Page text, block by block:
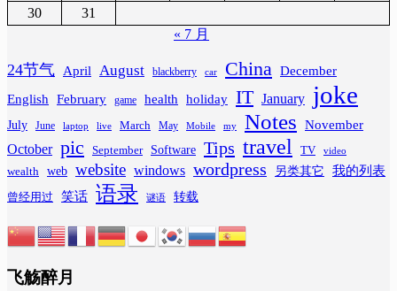
30
31
« 7 月
24节气 April August blackberry car China
December
English
February game health holiday IT January joke
July June laptop live March May Mobile my Notes November
October pic September Software Tips travel TV video
wealth web website windows wordpress 另类其它 我的列表
曾经用过 笑话 语录 谜语 转载
飞觞醉月